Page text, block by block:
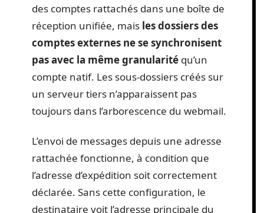
des comptes rattachés dans une boîte de
réception unifiée, mais les dossiers des
comptes externes ne se synchronisent
pas avec la même granularité qu’un
compte natif. Les sous-dossiers créés sur
un serveur tiers n’apparaissent pas
toujours dans l’arborescence du webmail.
L’envoi de messages depuis une adresse
rattachée fonctionne, à condition que
l’adresse d’expédition soit correctement
déclarée. Sans cette configuration, le
destinataire voit l’adresse principale du